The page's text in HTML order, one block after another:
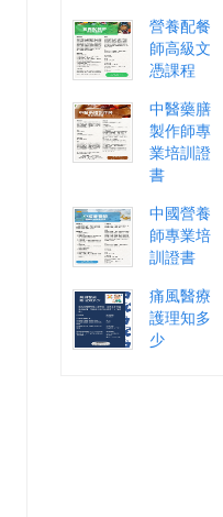
營養配餐
師高級文
憑課程
中醫藥膳
製作師專
業培訓證
書
中國營養
師專業培
訓證書
痛風醫療
護理知多
少